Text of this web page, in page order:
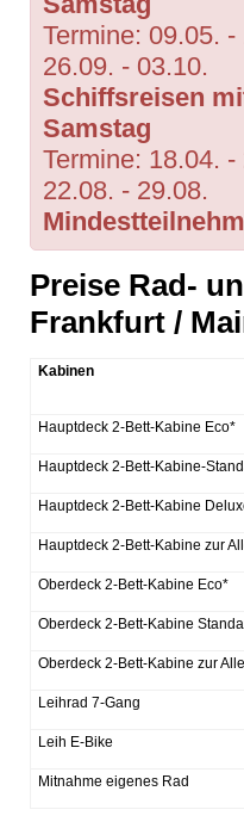
Termine: 09.05.
26.09. - 03.10.
Schiffsreisen
Samstag
Termine: 18.04.
22.08. - 29.08.
Preise Rad-
Frankfurt /
Kabinen
Hauptdeck 2-Bett-Kabine Eco*
Hauptdeck 2-Bett-Kabine-
Hauptdeck 2-Bett-Kabine
Hauptdeck 2-Bett-Kabine zur
Oberdeck 2-Bett-Kabine Eco*
Oberdeck 2-Bett-Kabine
Oberdeck 2-Bett-Kabine zur
Leihrad 7-Gang
Leih E-Bike
Mitnahme eigenes Rad